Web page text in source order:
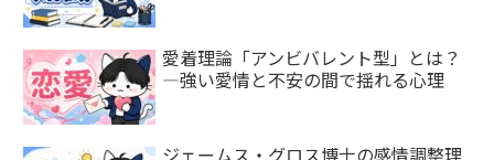
愛着理論「アンビバレント型」とは？
—強い愛情と不安の間で揺れる心理
ジェームス・グロス博士の感情調整理